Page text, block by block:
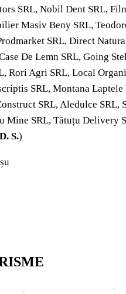
SRL, Nobil Dent SRL,
Masiv Beny SRL,
SRL, Direct
De Lemn SRL, Going
Rori Agri SRL, Local
SRL, Montana
SRL, Aledulce SRL,
Mine SRL, Tătuțu Delivery
D. S.)